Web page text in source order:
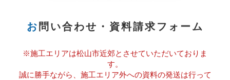
お問い合わせ・資料請求フォーム
※施工エリアは松山市近郊とさせていただいておりま
す。
誠に勝手ながら、施工エリア外への資料の発送は行って